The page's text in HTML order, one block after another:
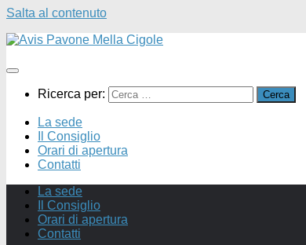
Salta al contenuto
Ricerca per:
La sede
Il Consiglio
Orari di apertura
Contatti
La sede
Il Consiglio
Orari di apertura
Contatti